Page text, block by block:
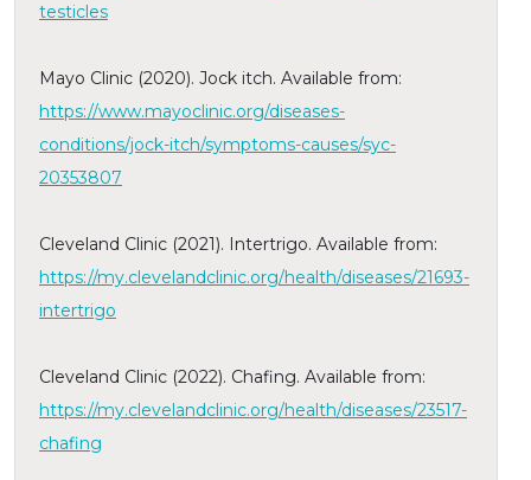
testicles
Mayo Clinic (2020). Jock itch. Available from:
https://www.mayoclinic.org/diseases-
conditions/jock-itch/symptoms-causes/syc-
20353807
Cleveland Clinic (2021). Intertrigo. Available from:
https://my.clevelandclinic.org/health/diseases/21693-
intertrigo
Cleveland Clinic (2022). Chafing. Available from:
https://my.clevelandclinic.org/health/diseases/23517-
chafing